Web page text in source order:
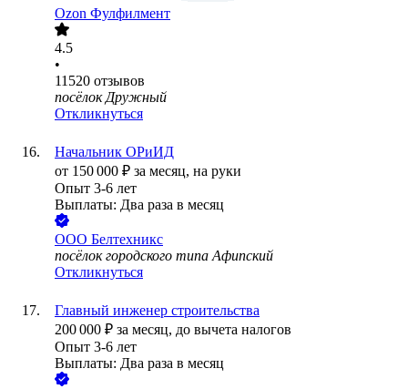
Ozon Фулфилмент
4.5
•
11520 отзывов
посёлок Дружный
Откликнуться
Начальник ОРиИД
от 150 000 ₽ за месяц, на руки
Опыт 3-6 лет
Выплаты: Два раза в месяц
ООО Белтехникс
посёлок городского типа Афипский
Откликнуться
Главный инженер строительства
200 000 ₽ за месяц, до вычета налогов
Опыт 3-6 лет
Выплаты: Два раза в месяц